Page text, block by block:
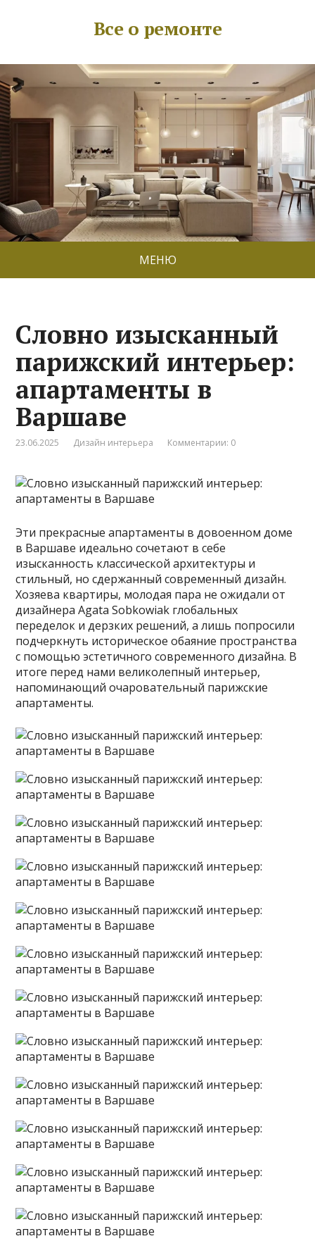
Все о ремонте
МЕНЮ
Словно изысканный
парижский интерьер:
апартаменты в
Варшаве
23.06.2025 Дизайн интерьера Комментарии: 0
Эти прекрасные апартаменты в довоенном доме
в Варшаве идеально сочетают в себе
изысканность классической архитектуры и
стильный, но сдержанный современный дизайн.
Хозяева квартиры, молодая пара не ожидали от
дизайнера Agata Sobkowiak глобальных
переделок и дерзких решений, а лишь попросили
подчеркнуть историческое обаяние пространства
с помощью эстетичного современного дизайна. В
итоге перед нами великолепный интерьер,
напоминающий очаровательный парижские
апартаменты.